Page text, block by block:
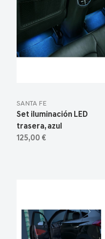
SANTA FE
Set iluminación LED
trasera, azul
125,00 €